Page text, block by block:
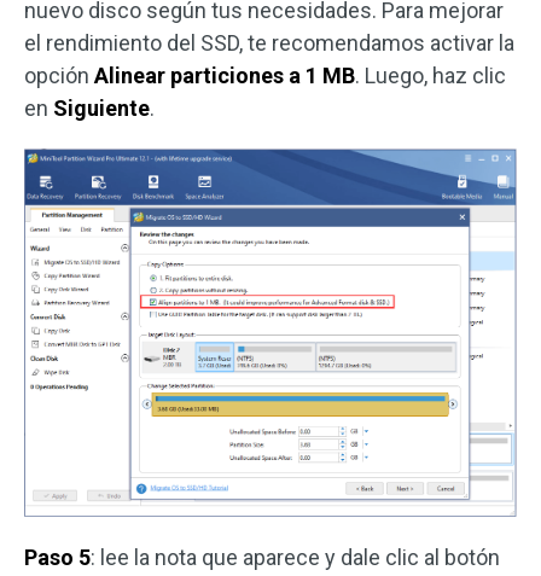
nuevo disco según tus necesidades. Para mejorar
el rendimiento del SSD, te recomendamos activar la
opción Alinear particiones a 1 MB. Luego, haz clic
en Siguiente.
Paso 5: lee la nota que aparece y dale clic al botón